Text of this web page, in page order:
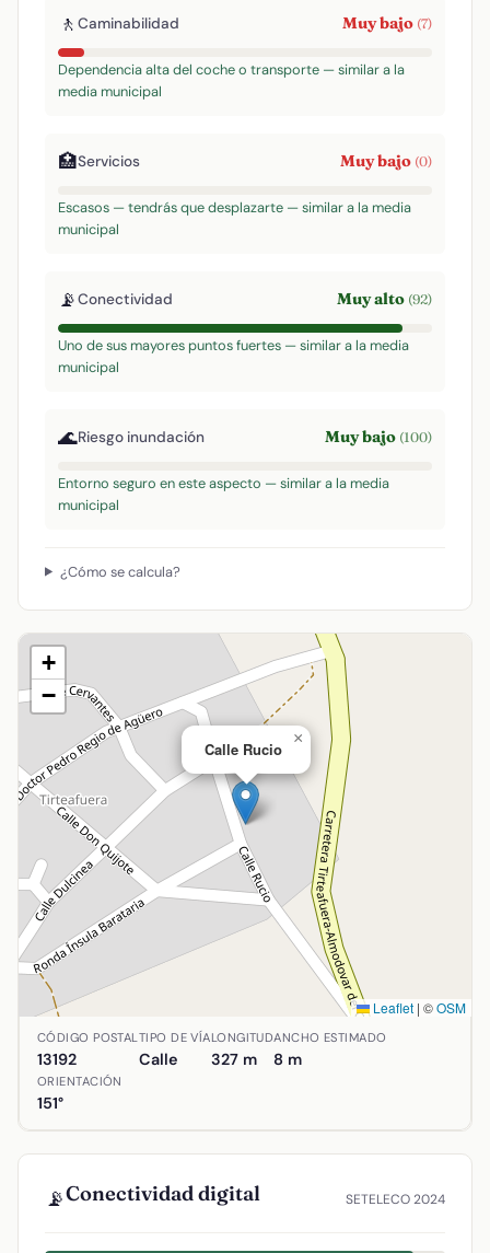
🚶 Caminabilidad Muy bajo (7)
Dependencia alta del coche o transporte — similar a la
media municipal
🏥Servicios Muy bajo (0)
Escasos — tendrás que desplazarte — similar a la media
municipal
📡Conectividad Muy alto (92)
Uno de sus mayores puntos fuertes — similar a la media
municipal
🌊Riesgo inundación Muy bajo (100)
Entorno seguro en este aspecto — similar a la media
municipal
¿Cómo se calcula?
Calle Rucio
×
+
−
Leaflet | ©OSM
Ubicación de Calle Rucio en Almodóvar del Campo,
CÓDIGO POSTAL
13192
TIPO DE VÍA
Calle
LONGITUD
327 m
ANCHO ESTIMADO
8 m
ORIENTACIÓN
151°
📡Conectividad digital SETELECO 2024